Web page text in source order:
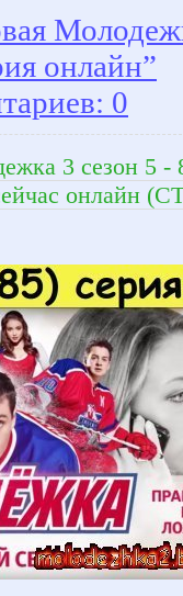
онлайн”
0
3 сезон 5 -
онлайн